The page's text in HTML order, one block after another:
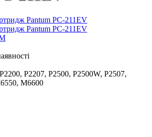
P2207, P2500, P2500W, P2507,
M6600